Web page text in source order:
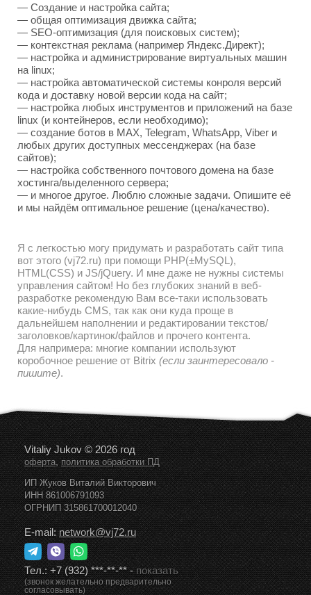
— Создание и настройка сайта;
— общая оптимизация движка сайта;
— SEO-оптимизация (для поисковых систем);
— контекстная реклама (например Яндекс.Директ);
— настройка и администрирование виртуальных машин
на linux;
— настройка автоматической системы конроля версий
кода и доставку новой версии кода на сайт;
— настройка любых инструментов и приложений на базе
linux (и контейнеров, если необходимо);
— создание ботов в MAX, Telegram, WhatsApp, Viber и
любых других доступных мессенджерах (на базе
сайтов);
— настройка собственного почтового домена на базе
хостинга/выделенного сервера;
— и многое другое. Люблю сложные задачи. Опишите её
и мы найдём оптимальное решение (цена/качество).
Я с легкостью могу придумать и разработать сайт типа
вот этого (vj72.ru) при помощи PHP(±MySQL),
HTML(CSS) и JS/jQuery. И мне даже не нужны системы
управления сайтом! Но без глубоких знаний в веб-
разработке рекомендую Вам все-таки использовать
какие-нибудь CMS, так как они куда проще в
дальнейшем наполнении и редактировании текстов/
заголовков/картинок/файлов и прочего контента.
Для напримера: многие компании используют
коробочное решение от Bitrix (если заинтересовало -
пишите).
Vitaliy Jukov © 2026 год
оферта,политика обработки ПД
ИП Жуков Виталий Викторович
ИНН 861006791093
ОГРНИП 315861700012040
E-mail:network@vj72.ru
Тел.:+7 (932) ***-**-**-показать
(звонок желательно предварительно
согласовывать)